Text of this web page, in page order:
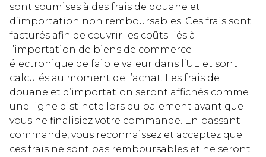
sont soumises à des frais de douane et
d’importation non remboursables. Ces frais sont
facturés afin de couvrir les coûts liés à
l’importation de biens de commerce
électronique de faible valeur dans l’UE et sont
calculés au moment de l’achat. Les frais de
douane et d’importation seront affichés comme
une ligne distincte lors du paiement avant que
vous ne finalisiez votre commande. En passant
commande, vous reconnaissez et acceptez que
ces frais ne sont pas remboursables et ne seront